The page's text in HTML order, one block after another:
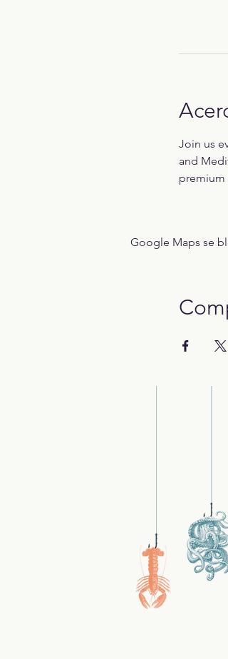
Join us
and
premium
Google Maps se